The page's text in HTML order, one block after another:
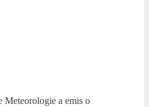
Meteorologie a emis o